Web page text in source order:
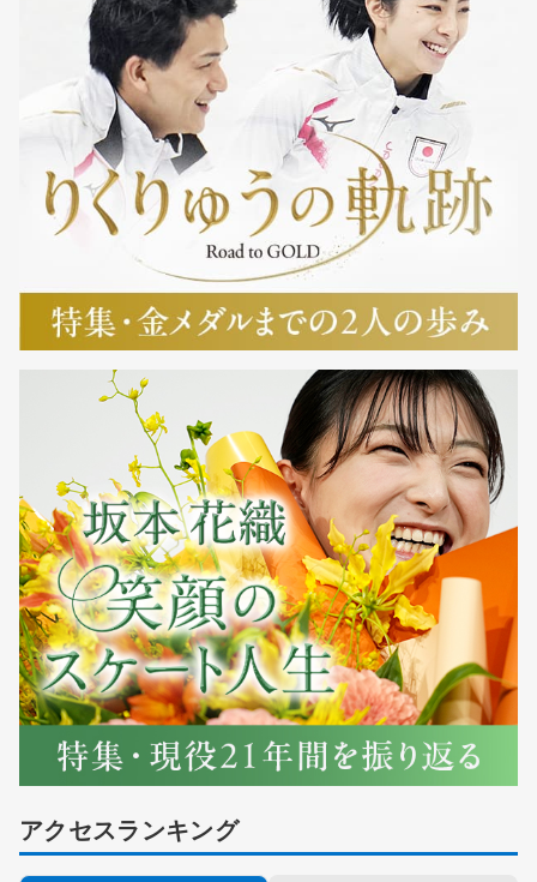
アクセスランキング